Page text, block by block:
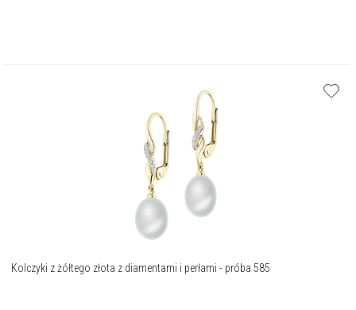
Kolczyki z żółtego złota z diamentami i perłami - próba 585